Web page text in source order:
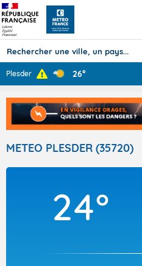
TOUS LES
Plesder 26°
METEO PLESDER (35720)
24°